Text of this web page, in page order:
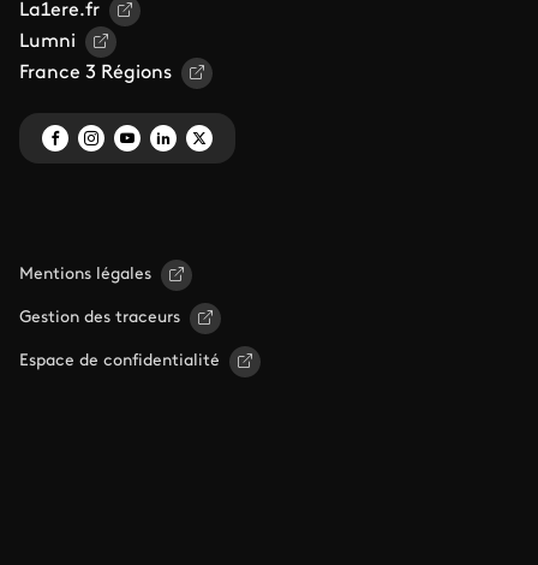
La1ere.fr
Lumni
France 3 Régions
Mentions légales
Gestion des traceurs
Espace de confidentialité